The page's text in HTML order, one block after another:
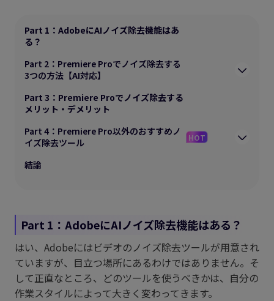
Part 1：AdobeにAIノイズ除去機能はあ
る？
Part 2：Premiere Proでノイズ除去する
3つの方法【AI対応】
Part 3：Premiere Proでノイズ除去する
メリット・デメリット
Part 4：Premiere Pro以外のおすすめノ
イズ除去ツール
HOT
結論
Part 1：AdobeにAIノイズ除去機能はある？
はい、Adobeにはビデオのノイズ除去ツールが用意され
ていますが、目立つ場所にあるわけではありません。そ
して正直なところ、どのツールを使うべきかは、自分の
作業スタイルによって大きく変わってきます。